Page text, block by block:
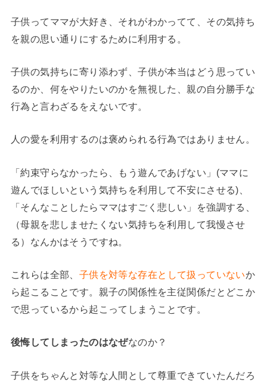
子供ってママが大好き、それがわかってて、その気持ち
を親の思い通りにするために利用する。
子供の気持ちに寄り添わず、子供が本当はどう思ってい
るのか、何をやりたいのかを無視した、親の自分勝手な
行為と言わざるをえないです。
人の愛を利用するのは褒められる行為ではありません。
「約束守らなかったら、もう遊んであげない」(ママに
遊んでほしいという気持ちを利用して不安にさせる)、
「そんなことしたらママはすごく悲しい」を強調する、
（母親を悲しませたくない気持ちを利用して我慢させ
る）なんかはそうですね。
これらは全部、 子供を対等な存在として扱っていないか
ら起こることです。親子の関係性を主従関係だとどこか
で思っているから起こってしまうことです。
後悔してしまったのはなぜなのか？
子供をちゃんと対等な人間として尊重できていたんだろ